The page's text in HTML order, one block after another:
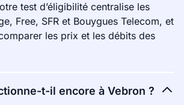
test d’éligibilité centralise les
Free, SFR et Bouygues Telecom, et
les prix et les débits des
t-il encore à Vebron ?